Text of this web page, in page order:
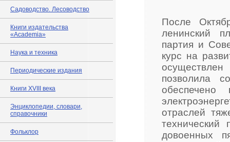
Садоводство. Лесоводство
Книги издательства
«Academia»
Наука и техника
Периодические издания
Книги XVIII века
Энциклопедии, словари,
справочники
Фольклор
После
ленинский
партия и
курс на
позволила
обеспечено
отраслей
довоенных